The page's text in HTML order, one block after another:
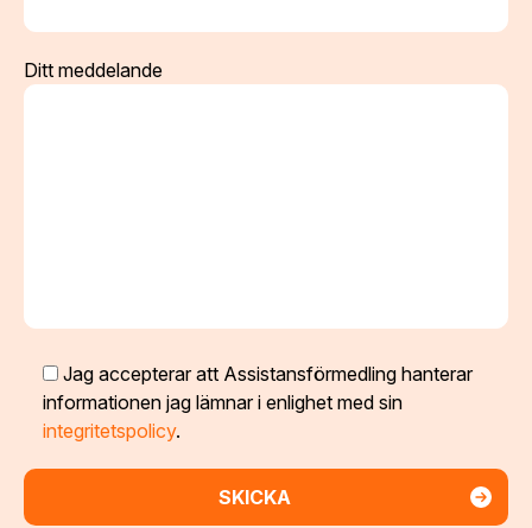
Ditt meddelande
Jag accepterar att Assistansförmedling hanterar
informationen jag lämnar i enlighet med sin
integritetspolicy.